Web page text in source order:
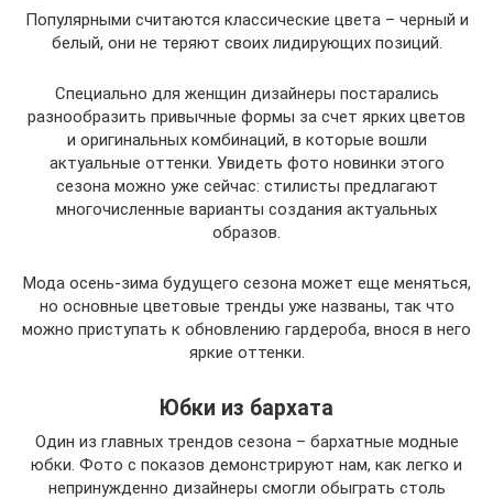
Популярными считаются классические цвета – черный и
белый, они не теряют своих лидирующих позиций.
Специально для женщин дизайнеры постарались
разнообразить привычные формы за счет ярких цветов
и оригинальных комбинаций, в которые вошли
актуальные оттенки. Увидеть фото новинки этого
сезона можно уже сейчас: стилисты предлагают
многочисленные варианты создания актуальных
образов.
Мода осень-зима будущего сезона может еще меняться,
но основные цветовые тренды уже названы, так что
можно приступать к обновлению гардероба, внося в него
яркие оттенки.
Юбки из бархата
Один из главных трендов сезона – бархатные модные
юбки. Фото с показов демонстрируют нам, как легко и
непринужденно дизайнеры смогли обыграть столь